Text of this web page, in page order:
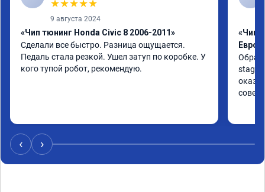
★★★★★
9 августа 2024
«Чип тюнинг Honda Civic 8 2006-2011»
Сделали все быстро. Разница ощущается.
Педаль стала резкой. Ушел затуп по коробке. У
кого тупой робот, рекомендую.
«Чип
Евро
stage
‹ ›